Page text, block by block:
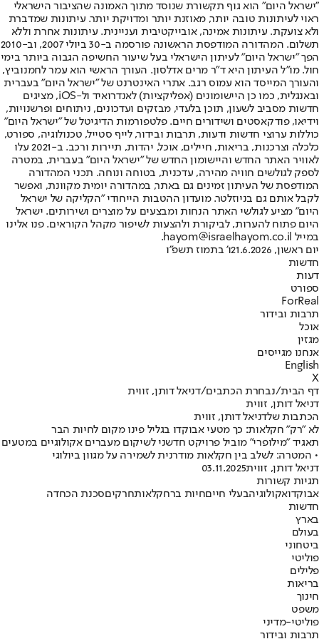
"ישראל היום" הוא גוף תקשורת שנוסד מתוך האמונה שהציבור הישראלי
ראוי לעיתונות טובה יותר, מאוזנת יותר ומדויקת יותר. עיתונות שמדברת
ולא צועקת. עיתונות אמינה, אובייקטיבית ועניינית. עיתונות אחרת וללא
תשלום. המהדורה המודפסת הראשונה פורסמה ב-30 ביולי 2007, וב-2010
הפך "ישראל היום" לעיתון הישראלי בעל שיעור החשיפה הגבוה ביותר בימי
חול. מו"ל העיתון היא ד"ר מרים אדלסון. העורך הראשי הוא עמר לחמנוביץ,
והעורך המייסד הוא עמוס רגב. אתרי האינטרנט של "ישראל היום" בעברית
ובאנגלית, כמו כן היישומונים (אפליקציות) לאנדרואיד ול-iOS, מציגים
חדשות מסביב לשעון, תוכן בלעדי, מבזקים ועדכונים, ניתוחים ופרשנויות,
וידיאו, פודקאסטים ושידורים חיים. פלטפורמות הדיגיטל של "ישראל היום"
כוללות ערוצי חדשות ודעות, תרבות ובידור, לייף סטייל, טכנולוגיה, ספורט,
כלכלה וצרכנות, בריאות, חיילים, אוכל, יהדות, תיירות ורכב. ב-2021 עלו
לאוויר האתר החדש והיישומון החדש של "ישראל היום" בעברית, במטרה
לספק לגולשים חוויה מהירה, עדכנית, בטוחה ונוחה. תכני המהדורה
המודפסת של העיתון זמינים גם באתר, במהדורה יומית מקוונת, ואפשר
לקבל אותם גם בניוזלטר. מועדון ההטבות הייחודי "הקליקה של ישראל
היום" מציע לגולשי האתר הנחות ומבצעים על מוצרים ושירותים. ישראל
היום פתוח להערות, לביקורת ולהצעות לשיפור מקהל הקוראים. פנו אלינו
במייל hayom@israelhayom.co.il.
יום ראשון, 21.6.2026
ו' בתמוז תשפ"ו
חדשות
דעות
ספורט
ForReal
תרבות ובידור
אוכל
מגזין
אנחנו מגייסים
English
X
דף הבית/נבחרת הכתבים/דניאל דותן, זווית
דניאל דותן, זווית
הכתבות שלדניאל דותן, זווית
לא "רק" חקלאות: כך מטעי אבוקדו בגליל פינו מקום לחיות הבר
תאגיד "מילופרי" מוביל פרויקט חדשני לשיקום מעברים אקולוגיים במטעים
• המטרה: לשלב בין חקלאות מודרנית לשמירה על מגוון ביולוגי
דניאל דותן, זווית03.11.2025
תגיות קשורות
אבוקדואקולוגיהבעלי חייםחיות ברחקלאותחרקיםסכנת הכחדה
חדשות
בארץ
בעולם
ביטחוני
פוליטי
פלילים
בריאות
חינוך
משפט
פוליטי-מדיני
תרבות ובידור